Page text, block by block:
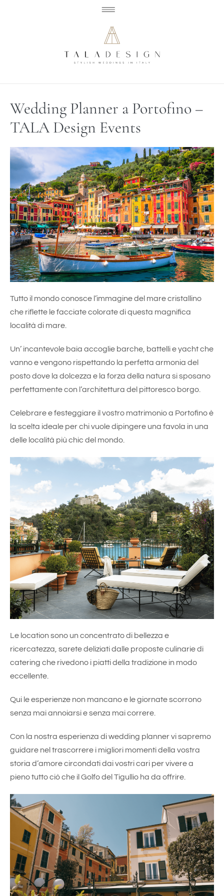
Wedding Planner a Portofino –
TALA Design Events
Tutto il mondo conosce l’immagine del mare cristallino
che riflette le facciate colorate di questa magnifica
località di mare.
Un’ incantevole baia accoglie barche, battelli e yacht che
vanno e vengono rispettando la perfetta armonia del
posto dove la dolcezza e la forza della natura si sposano
perfettamente con l’architettura del pittoresco borgo.
Celebrare e festeggiare il vostro matrimonio a Portofino è
la scelta ideale per chi vuole dipingere una favola in una
delle località più chic del mondo.
Le location sono un concentrato di bellezza e
ricercatezza, sarete deliziati dalle proposte culinarie di
catering che rivedono i piatti della tradizione in modo
eccellente.
Qui le esperienze non mancano e le giornate scorrono
senza mai annoiarsi e senza mai correre.
Con la nostra esperienza di wedding planner vi sapremo
guidare nel trascorrere i migliori momenti della vostra
storia d’amore circondati dai vostri cari per vivere a
pieno tutto ciò che il Golfo del Tigullio ha da offrire.